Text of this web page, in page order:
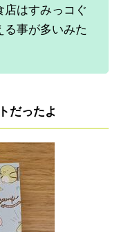
店はすみっコぐ
る事が多いみた
だったよ